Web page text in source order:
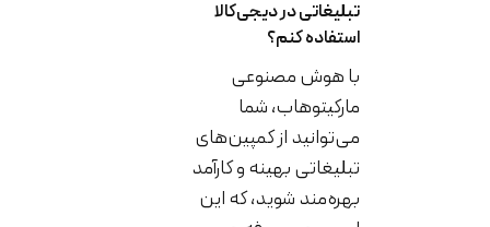
تبلیغاتی در دیجی‌کالا
استفاده کنم؟
با هوش مصنوعی
مارکیتوهاب، شما
می‌توانید از کمپین‌های
تبلیغاتی بهینه و کارآمد
بهره‌مند شوید، که این